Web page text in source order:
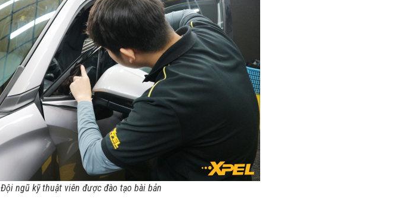
Đội ngũ kỹ thuật viên được đào tạo bài bản